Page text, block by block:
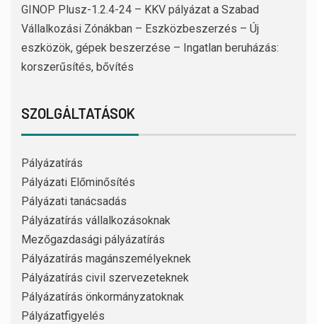
GINOP Plusz-1.2.4-24 – KKV pályázat a Szabad
Vállalkozási Zónákban – Eszközbeszerzés – Új
eszközök, gépek beszerzése – Ingatlan beruházás:
korszerűsítés, bővítés
SZOLGÁLTATÁSOK
Pályázatírás
Pályázati Előminősítés
Pályázati tanácsadás
Pályázatírás vállalkozásoknak
Mezőgazdasági pályázatírás
Pályázatírás magánszemélyeknek
Pályázatírás civil szervezeteknek
Pályázatírás önkormányzatoknak
Pályázatfigyelés